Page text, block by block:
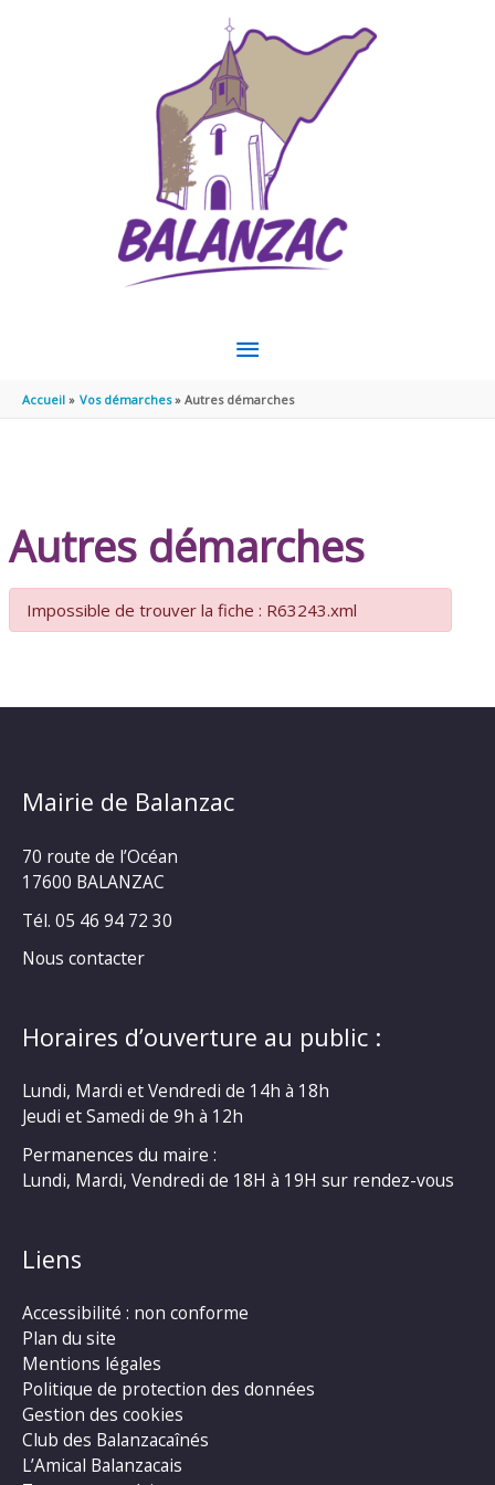
MENU
PRINCIPAL
Accueil Vos démarches Autres démarches
Autres démarches
Impossible de trouver la fiche : R63243.xml
Mairie de Balanzac
70 route de l’Océan
17600 BALANZAC
Tél. 05 46 94 72 30
Nous contacter
Horaires d’ouverture au public :
Lundi, Mardi et Vendredi de 14h à 18h
Jeudi et Samedi de 9h à 12h
Permanences du maire :
Lundi, Mardi, Vendredi de 18H à 19H sur rendez-vous
Liens
Accessibilité : non conforme
Plan du site
Mentions légales
Politique de protection des données
Gestion des cookies
Club des Balanzacaînés
L’Amical Balanzacais